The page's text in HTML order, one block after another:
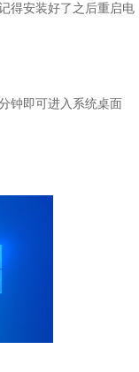
得安装好了之后重启电
钟即可进入系统桌面